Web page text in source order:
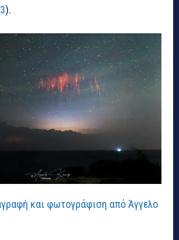
).
και φωτογράφιση από Άγγελο